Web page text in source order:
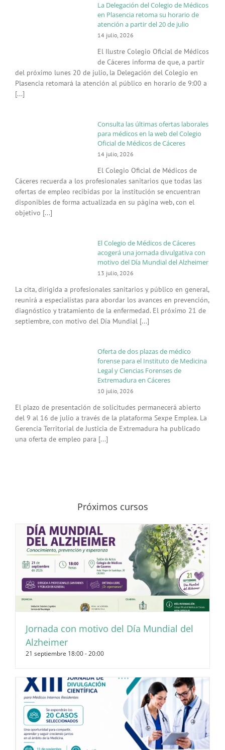
La Delegación del Colegio de Médicos
en Plasencia retoma su horario de
atención a partir del 20 de julio
14 julio, 2026
El Ilustre Colegio Oficial de Médicos
de Cáceres informa de que, a partir
del próximo lunes 20 de julio, la Delegación del Colegio en
Plasencia retomará la atención al público en horario de 9:00 a
[...]
Consulta las últimas ofertas laborales
para médicos en la web del Colegio
Oficial de Médicos de Cáceres
14 julio, 2026
El Colegio Oficial de Médicos de
Cáceres recuerda a los profesionales sanitarios que todas las
ofertas de empleo recibidas por la institución se encuentran
disponibles de forma actualizada en su página web, con el
objetivo [...]
El Colegio de Médicos de Cáceres
acogerá una jornada divulgativa con
motivo del Día Mundial del Alzheimer
13 julio, 2026
La cita, dirigida a profesionales sanitarios y público en general,
reunirá a especialistas para abordar los avances en prevención,
diagnóstico y tratamiento de la enfermedad. El próximo 21 de
septiembre, con motivo del Día Mundial [...]
Oferta de dos plazas de médico
forense para el Instituto de Medicina
Legal y Ciencias Forenses de
Extremadura en Cáceres
10 julio, 2026
El plazo de presentación de solicitudes permanecerá abierto
del 9 al 16 de julio a través de la plataforma Sexpe Emplea. La
Gerencia Territorial de Justicia de Extremadura ha publicado
una oferta de empleo para [...]
Próximos cursos
Jornada con motivo del Día Mundial del
Alzheimer
21 septiembre 18:00-20:00